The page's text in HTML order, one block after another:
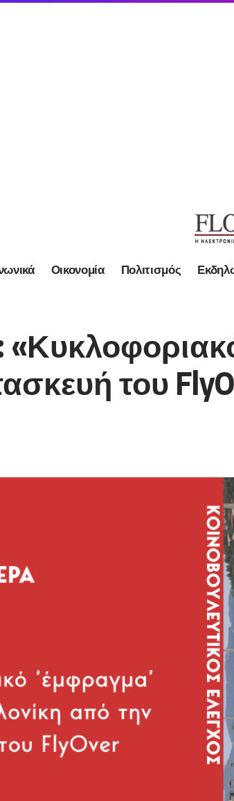
Οικονομία Πολιτισμός
του